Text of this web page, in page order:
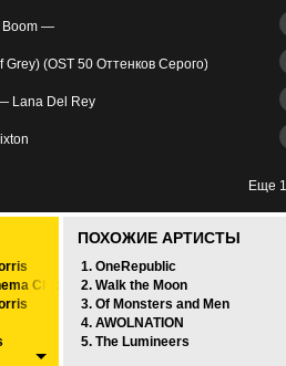
Boom —
Grey) (OST 50 Оттенков Серого) — The
Lana Del Rey
David Charvet
Know (Gotye - Cover) — Walk Off The Earth
Еще
Club
ПОХОЖИЕ АРТИСТЫ
1. OneRepublic
2. Walk the Moon
3. Of Monsters and Men
4. AWOLNATION
5. The Lumineers